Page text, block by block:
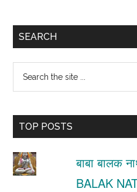
Primary
SEARCH
Search
the
site
...
TOP POSTS
बाबा बालक
BALAK